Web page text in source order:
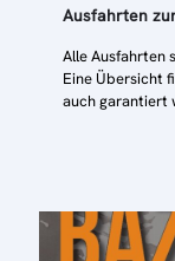
Ausfahrten
Alle Ausfahrten
Eine Übersicht
auch garantiert